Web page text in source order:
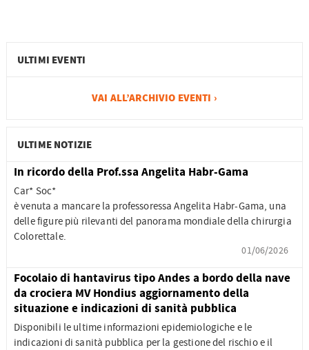
ULTIMI EVENTI
VAI ALL’ARCHIVIO EVENTI ›
ULTIME NOTIZIE
In ricordo della Prof.ssa Angelita Habr-Gama
Car* Soc*
è venuta a mancare la professoressa Angelita Habr-Gama, una
delle figure più rilevanti del panorama mondiale della chirurgia
Colorettale.
01/06/2026
Focolaio di hantavirus tipo Andes a bordo della nave
da crociera MV Hondius aggiornamento della
situazione e indicazioni di sanità pubblica
Disponibili le ultime informazioni epidemiologiche e le
indicazioni di sanità pubblica per la gestione del rischio e il